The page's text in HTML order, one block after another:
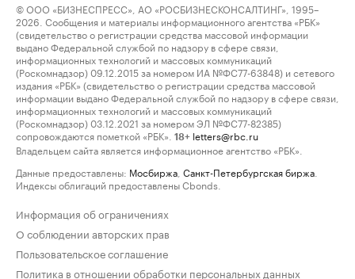
© ООО «БИЗНЕСПРЕСС», АО «РОСБИЗНЕСКОНСАЛТИНГ», 1995–
2026. Сообщения и материалы информационного агентства «РБК»
(свидетельство о регистрации средства массовой информации
выдано Федеральной службой по надзору в сфере связи,
информационных технологий и массовых коммуникаций
(Роскомнадзор) 09.12.2015 за номером ИА №ФС77-63848) и сетевого
издания «РБК» (свидетельство о регистрации средства массовой
информации выдано Федеральной службой по надзору в сфере связи,
информационных технологий и массовых коммуникаций
(Роскомнадзор) 03.12.2021 за номером ЭЛ №ФС77-82385)
сопровождаются пометкой «РБК».
18+ letters@rbc.ru
Владельцем сайта является информационное агентство «РБК».
Данные предоставлены: Мосбиржа Санкт-Петербургская биржа
Индексы облигаций предоставлены Cbonds.
Информация об ограничениях
О соблюдении авторских прав
Пользовательское соглашение
Политика в отношении обработки персональных данных